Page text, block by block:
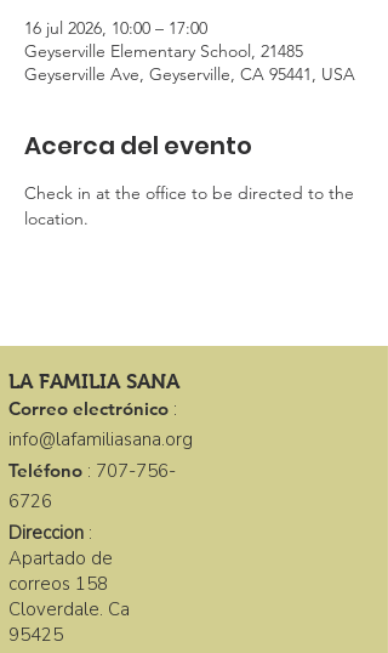
16 jul 2026, 10:00 – 17:00
Geyserville Elementary School, 21485
Geyserville Ave, Geyserville, CA 95441, USA
Acerca del evento
Check in at the office to be directed to the
location.
LA FAMILIA SANA
Correo electrónico :
info@lafamiliasana.org
Teléfono : 707-756-
6726
Direccion :
Apartado de
correos 158
Cloverdale. Ca
95425